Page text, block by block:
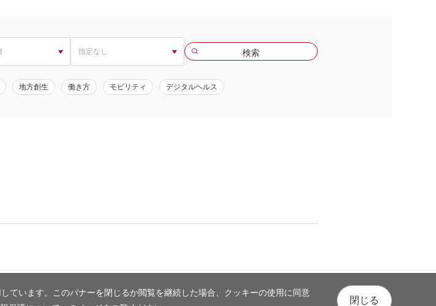
地方創生 働き方 モビリティ デジタルヘルス
ています。このバナーを閉じるか閲覧を継続した場合、クッキーの使用に同意
閉じる